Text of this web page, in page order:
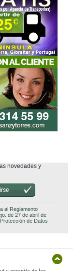
novedades y
al Reglamento
de 27 de abril de
de Datos